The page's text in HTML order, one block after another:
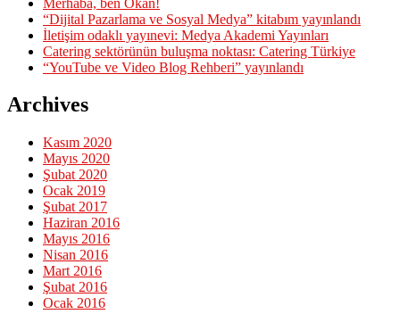
“Dijital Pazarlama ve Sosyal Medya” kitabım yayınlandı
İletişim odaklı yayınevi: Medya Akademi Yayınları
Catering sektörünün buluşma noktası: Catering Türkiye
“YouTube ve Video Blog Rehberi” yayınlandı
Archives
Kasım 2020
Mayıs 2020
Şubat 2020
Ocak 2019
Şubat 2017
Haziran 2016
Mayıs 2016
Nisan 2016
Mart 2016
Şubat 2016
Ocak 2016